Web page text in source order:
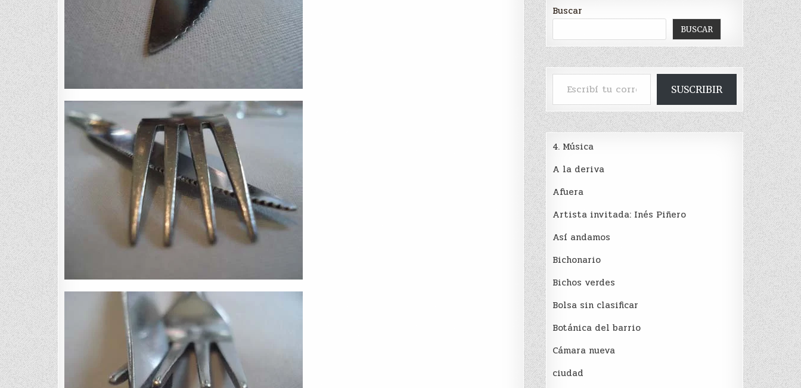
Buscar
BUSCAR
Escribí tu correo electrónico…
SUSCRIBIR
4. Música
A la deriva
Afuera
Artista invitada: Inés Piñero
Así andamos
Bichonario
Bichos verdes
Bolsa sin clasificar
Botánica del barrio
Cámara nueva
ciudad